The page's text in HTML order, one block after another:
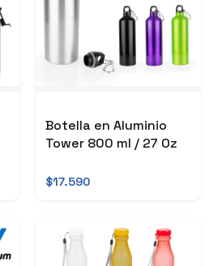
Botella en Aluminio
Tower 800 ml / 27 Oz
$17.590